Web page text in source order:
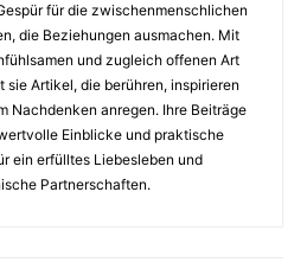
für die zwischenmenschlichen
die Beziehungen ausmachen. Mit
und zugleich offenen Art
sie Artikel, die berühren, inspirieren
Nachdenken anregen. Ihre Beiträge
Einblicke und praktische
ein erfülltes Liebesleben und
Partnerschaften.